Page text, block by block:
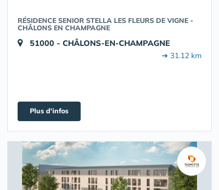
RÉSIDENCE SENIOR STELLA LES FLEURS DE VIGNE -
CHÂLONS EN CHAMPAGNE
51000 - CHÂLONS-EN-CHAMPAGNE
➔ 31.12 km
Plus d'infos